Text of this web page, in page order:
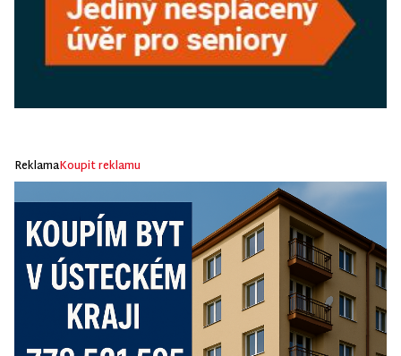
ReklamaKoupit reklamu